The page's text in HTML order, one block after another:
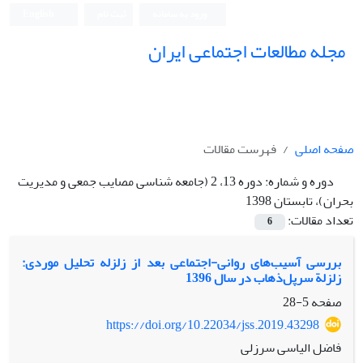
مجله مطالعات اجتماعی ایران
صفحه اصلی
فهرست مقالات
دوره و شماره:
دوره 13، 2 (جامعه شناسی مصایب جمعی و مدیریت
بحران)، تابستان 1398
تعداد مقالات:
6
بررسی آسیب‌‌‌های روانی-اجتماعی بعد از زلزله تحلیل موردی:
زلزلة سرپل‌ذهاب در سال 1396
صفحه5-28
https://doi.org/10.22034/jss.2019.43298
فاضل الیاسی سرزلی